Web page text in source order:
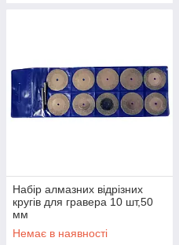
Набір алмазних відрізних
кругів для гравера 10 шт,50
мм
Немає в наявності